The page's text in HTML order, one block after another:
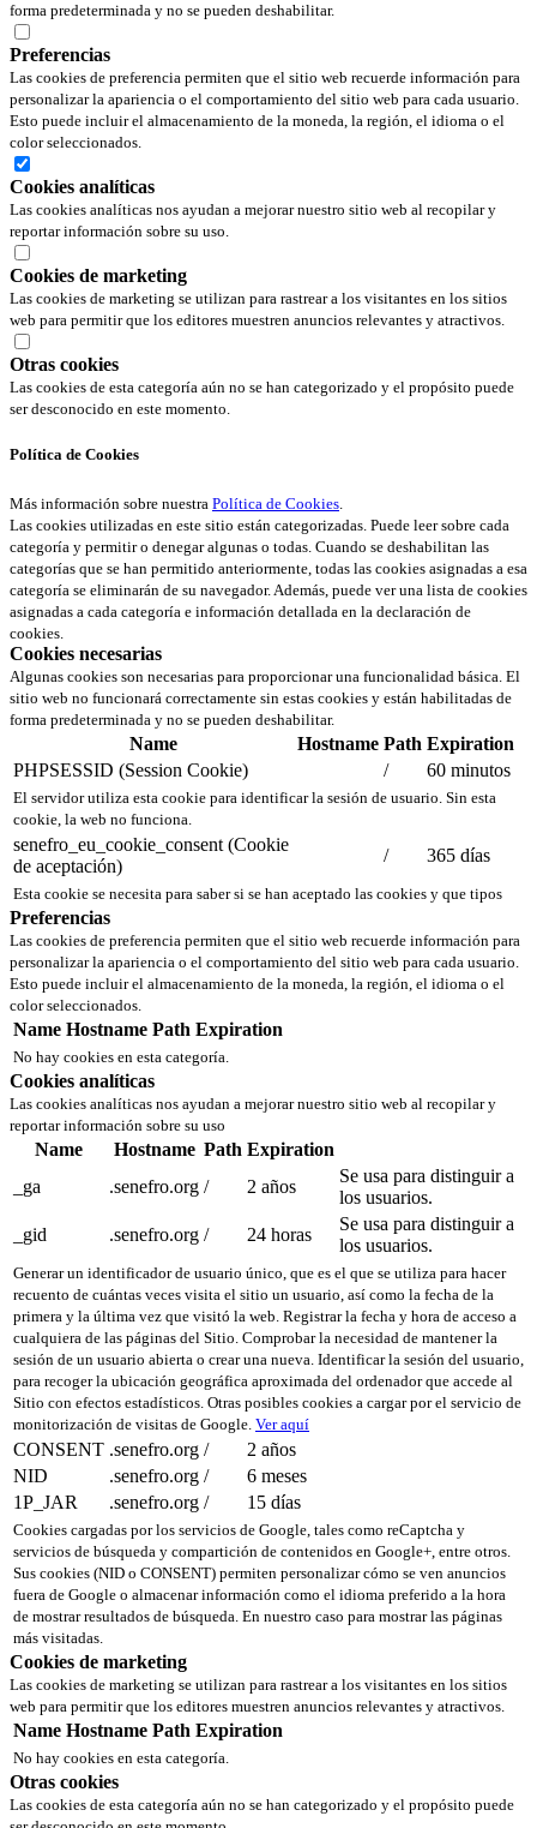
forma predeterminada y no se pueden deshabilitar.
Preferencias
Las cookies de preferencia permiten que el sitio web recuerde información para
personalizar la apariencia o el comportamiento del sitio web para cada usuario.
Esto puede incluir el almacenamiento de la moneda, la región, el idioma o el
color seleccionados.
Cookies analíticas
Las cookies analíticas nos ayudan a mejorar nuestro sitio web al recopilar y
reportar información sobre su uso.
Cookies de marketing
Las cookies de marketing se utilizan para rastrear a los visitantes en los sitios
web para permitir que los editores muestren anuncios relevantes y atractivos.
Otras cookies
Las cookies de esta categoría aún no se han categorizado y el propósito puede
ser desconocido en este momento.
Política de Cookies
Más información sobre nuestra Política de Cookies
Las cookies utilizadas en este sitio están categorizadas. Puede leer sobre cada
categoría y permitir o denegar algunas o todas. Cuando se deshabilitan las
categorías que se han permitido anteriormente, todas las cookies asignadas a esa
categoría se eliminarán de su navegador. Además, puede ver una lista de cookies
asignadas a cada categoría e información detallada en la declaración de
cookies.
Cookies necesarias
Algunas cookies son necesarias para proporcionar una funcionalidad básica. El
sitio web no funcionará correctamente sin estas cookies y están habilitadas de
forma predeterminada y no se pueden deshabilitar.
Name Hostname Path Expiration
PHPSESSID (Session Cookie)
/ 60 minutos
El servidor utiliza esta cookie para identificar la sesión de usuario. Sin esta
cookie, la web no funciona.
senefro_eu_cookie_consent (Cookie
de aceptación)
/ 365 días
Esta cookie se necesita para saber si se han aceptado las cookies y que tipos
Preferencias
Las cookies de preferencia permiten que el sitio web recuerde información para
personalizar la apariencia o el comportamiento del sitio web para cada usuario.
Esto puede incluir el almacenamiento de la moneda, la región, el idioma o el
color seleccionados.
Name Hostname Path Expiration
No hay cookies en esta categoría.
Cookies analíticas
Las cookies analíticas nos ayudan a mejorar nuestro sitio web al recopilar y
reportar información sobre su uso
Name Hostname Path Expiration
_ga
.senefro.org / 2 años
Se usa para distinguir a
los usuarios.
_gid
.senefro.org / 24 horas
Se usa para distinguir a
los usuarios.
Generar un identificador de usuario único, que es el que se utiliza para hacer
recuento de cuántas veces visita el sitio un usuario, así como la fecha de la
primera y la última vez que visitó la web. Registrar la fecha y hora de acceso a
cualquiera de las páginas del Sitio. Comprobar la necesidad de mantener la
sesión de un usuario abierta o crear una nueva. Identificar la sesión del usuario,
para recoger la ubicación geográfica aproximada del ordenador que accede al
Sitio con efectos estadísticos. Otras posibles cookies a cargar por el servicio de
monitorización de visitas de Google. Ver aquí
CONSENT .senefro.org /
2 años
NID
.senefro.org /
6 meses
1P_JAR
.senefro.org / 15 días
Cookies cargadas por los servicios de Google, tales como reCaptcha y
servicios de búsqueda y compartición de contenidos en Google+, entre otros.
Sus cookies (NID o CONSENT) permiten personalizar cómo se ven anuncios
fuera de Google o almacenar información como el idioma preferido a la hora
de mostrar resultados de búsqueda. En nuestro caso para mostrar las páginas
más visitadas.
Cookies de marketing
Las cookies de marketing se utilizan para rastrear a los visitantes en los sitios
web para permitir que los editores muestren anuncios relevantes y atractivos.
Name Hostname Path Expiration
No hay cookies en esta categoría.
Otras cookies
Las cookies de esta categoría aún no se han categorizado y el propósito puede